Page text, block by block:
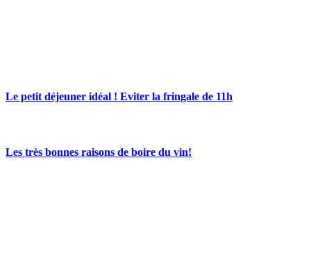
Le petit déjeuner idéal ! Eviter la fringale de 11h
Les très bonnes raisons de boire du vin!